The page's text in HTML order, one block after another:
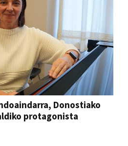
Donostiako
protagonista